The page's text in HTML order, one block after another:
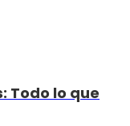
Todo lo que